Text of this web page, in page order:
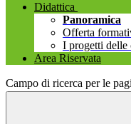
Didattica
Panoramica
Offerta
I progetti delle
Area Riservata
Campo di ricerca per le